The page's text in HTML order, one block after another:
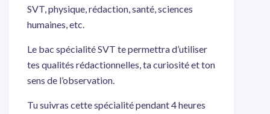
SVT, physique, rédaction, santé, sciences
humaines, etc.
Le bac spécialité SVT te permettra d’utiliser
tes qualités rédactionnelles, ta curiosité et ton
sens de l’observation.
Tu suivras cette spécialité pendant 4 heures